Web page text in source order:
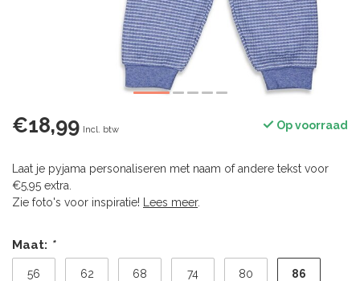
€18,99 Incl. btw Op voorraad
Laat je pyjama personaliseren met naam of andere tekst voor
€5,95 extra.
Zie foto's voor inspiratie!
Lees meer.
Maat: *
56 62 68 74 80 86